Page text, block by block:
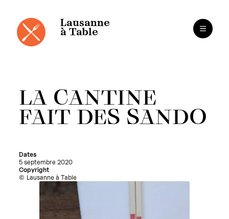
contenu
Lausanne
à Table
LA CANTINE
FAIT DES SANDO
Dates
5 septembre 2020
Copyright
Lausanne à Table